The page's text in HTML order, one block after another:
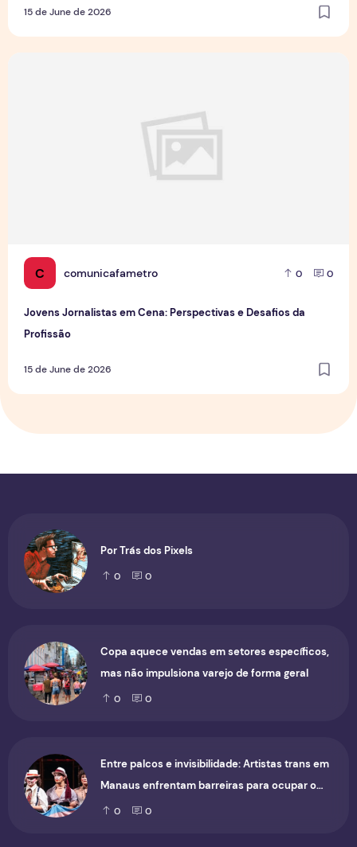
15 de June de 2026
C comunicafametro 0 0
Jovens Jornalistas em Cena: Perspectivas e Desafios da
Profissão
15 de June de 2026
Por Trás dos Pixels
0 0
Copa aquece vendas em setores específicos,
mas não impulsiona varejo de forma geral
0 0
Entre palcos e invisibilidade: Artistas trans em
Manaus enfrentam barreiras para ocupar o
cenário cultural
0 0